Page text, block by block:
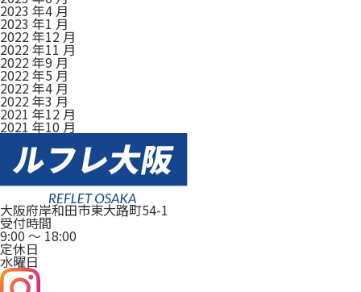
2023 年4 月
2023 年1 月
2022 年12 月
2022 年11 月
2022 年9 月
2022 年5 月
2022 年4 月
2022 年3 月
2021 年12 月
2021 年10 月
大阪府岸和田市東大路町54-1
受付時間
9:00 ～18:00
定休日
水曜日